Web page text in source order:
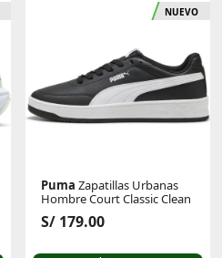
NUEVO
Puma Zapatillas Urbanas
Hombre Court Classic Clean
S/ 179.00